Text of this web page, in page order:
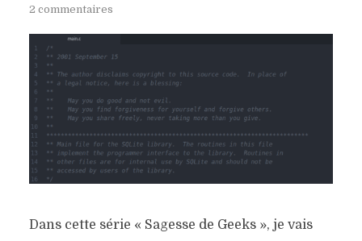
2 commentaires
Dans cette série « Sagesse de Geeks », je vais